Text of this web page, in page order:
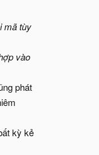
mã tùy
vào
phát
kỳ kẻ